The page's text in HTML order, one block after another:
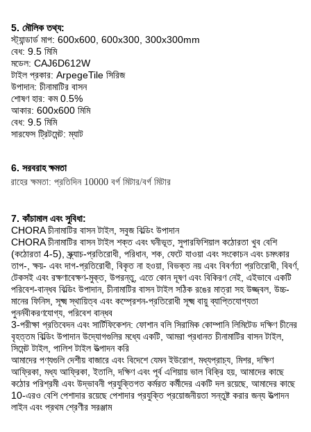
5. মৌলিক তথ্য:
স্ট্যান্ডার্ড মাপ: 600x600, 600x300, 300x300mm
বেধ: 9.5 মিমি
মডেল: CAJ6D612W
টাইল প্রকার: ArpegeTile সিরিজ
উপাদান: চীনামাটির বাসন
শোষণ হার: কম 0.5%
আকার: 600x600 মিমি
বেধ: 9.5 মিমি
সারফেস ট্রিটমেন্ট: ম্যাট
6. সরবরাহ ক্ষমতা
ক্ষমতা: প্রতিদিন 10000 বর্গ মিটার/বর্গ মিটার
7. কাঁচামাল এবং সুবিধা:
CHORA চীনামাটির বাসন টাইল, সবুজ বিল্ডিং উপাদান
CHORA চীনামাটির বাসন টাইল শক্ত এবং ঘনীভূত, সুপারফিশিয়াল কঠোরতা খুব বেশি
(কঠোরতা 4-5), স্ক্র্যাচ-প্রতিরোধী, পরিধান, শক, ফেটে যাওয়া এবং সংকোচন এবং চমৎকার
তাপ-, ক্ষয়- এবং দাগ-প্রতিরোধী, বিকৃত না হওয়া, বিভক্ত নয় এবং বিবর্ণতা প্রতিরোধী, বিবর্ণ,
টেকসই এবং রক্ষণাবেক্ষণ-মুক্ত, উপরন্তু, এতে কোন দূষণ এবং বিকিরণ নেই, এইভাবে একটি
পরিবেশ-বান্ধব বিল্ডিং উপাদান, চীনামাটির বাসন টাইল সঠিক রঙের মাত্রা সহ উজ্জ্বল, উচ্চ-
মানের ফিনিস, সূক্ষ্ম স্থায়িত্ব এবং কম্প্রেশন-প্রতিরোধী সূক্ষ্ম বায়ু ব্যাপ্তিযোগ্যতা
পুনর্নবীকরণযোগ্য, পরিবেশ বান্ধব
3-পরীক্ষা প্রতিবেদন এবং সার্টিফিকেশন: ফোশান বলি সিরামিক কোম্পানি লিমিটেড দক্ষিণ চীনের
বৃহত্তম বিল্ডিং উপাদান উদ্যোগগুলির মধ্যে একটি, আমরা প্রধানত চীনামাটির বাসন টাইল,
সিমেন্ট টাইল, পালিশ টাইল উত্পাদন করি
আমাদের পণ্যগুলি দেশীয় বাজারে এবং বিদেশে যেমন ইউরোপ, মধ্যপ্রাচ্য, মিশর, দক্ষিণ
আফ্রিকা, মধ্য আফ্রিকা, ইতালি, দক্ষিণ এবং পূর্ব এশিয়ায় ভাল বিক্রি হয়, আমাদের কাছে
কঠোর পরিশ্রমী এবং উদ্ভাবনী প্রযুক্তিগত কর্মরত কর্মীদের একটি দল রয়েছে, আমাদের কাছে
10-এরও বেশি পেশাদার রয়েছে পেশাদার প্রযুক্তি প্রয়োজনীয়তা সন্তুষ্ট করার জন্য উত্পাদন
লাইন এবং প্রথম শ্রেণীর সরঞ্জাম